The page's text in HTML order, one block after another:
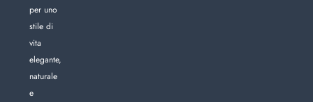
per uno
stile di
vita
elegante,
naturale
e